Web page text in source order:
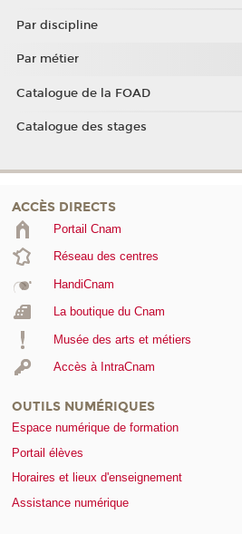
Par discipline
Par métier
Catalogue de la FOAD
Catalogue des stages
ACCÈS DIRECTS
Portail Cnam
Réseau des centres
HandiCnam
La boutique du Cnam
Musée des arts et métiers
Accès à IntraCnam
OUTILS NUMÉRIQUES
Espace numérique de formation
Portail élèves
Horaires et lieux d'enseignement
Assistance numérique